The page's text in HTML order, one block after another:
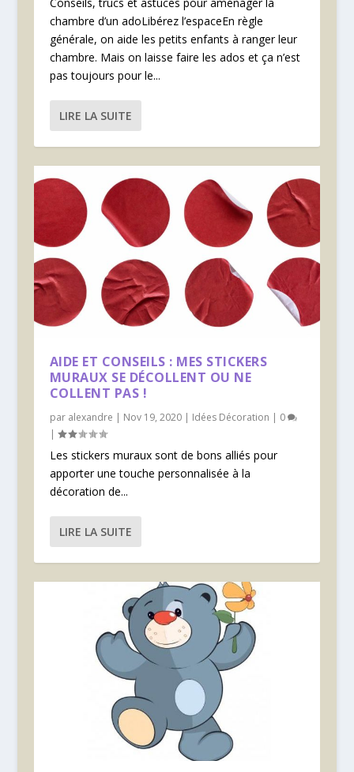
chambre d’un adoLibérez l’espaceEn règle
générale, on aide les petits enfants à ranger leur
chambre. Mais on laisse faire les ados et ça n’est
pas toujours pour le...
LIRE LA SUITE
AIDE ET CONSEILS : MES STICKERS
MURAUX SE DÉCOLLENT OU NE
COLLENT PAS !
par alexandre | Nov 19, 2020| Idées Décoration | 0
|
Les stickers muraux sont de bons alliés pour
apporter une touche personnalisée à la
décoration de...
LIRE LA SUITE